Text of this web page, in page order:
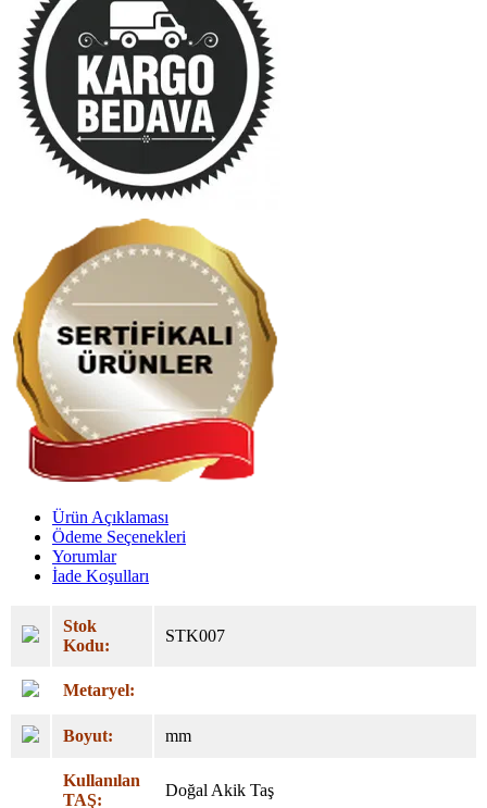
Ürün Açıklaması
Ödeme Seçenekleri
Yorumlar
İade Koşulları
Stok
Kodu:
STK007
Metaryel:
Boyut: mm
Kullanılan
TAŞ:
Doğal Akik Taş